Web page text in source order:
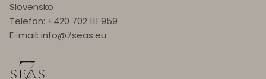
Slovensko
Telefon: +420 702 111 959
E-mail: info@7seas.eu